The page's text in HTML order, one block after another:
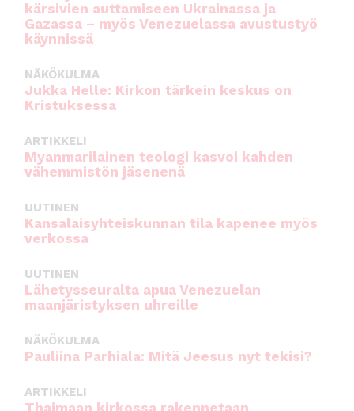
kärsivien auttamiseen Ukrainassa ja
Gazassa – myös Venezuelassa avustustyö
käynnissä
NÄKÖKULMA
Jukka Helle: Kirkon tärkein keskus on
Kristuksessa
ARTIKKELI
Myanmarilainen teologi kasvoi kahden
vähemmistön jäsenenä
UUTINEN
Kansalaisyhteiskunnan tila kapenee myös
verkossa
UUTINEN
Lähetysseuralta apua Venezuelan
maanjäristyksen uhreille
NÄKÖKULMA
Pauliina Parhiala: Mitä Jeesus nyt tekisi?
ARTIKKELI